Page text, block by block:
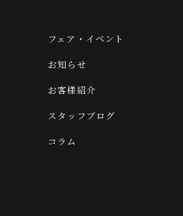
フェア・イベント
お知らせ
お客様紹介
スタッフブログ
コラム